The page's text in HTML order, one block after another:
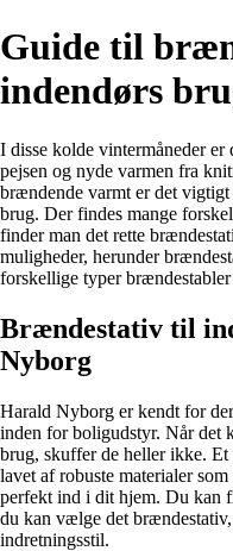
Guide til
indendørs
I disse kolde vintermåneder
pejsen og nyde varmen fra
brændende varmt er det
brug. Der findes mange
finder man det rette
muligheder, herunder
forskellige typer
Brændestativ til
Nyborg
Harald Nyborg er kendt for
inden for boligudstyr. Når det
brug, skuffer de heller ikke.
lavet af robuste materialer
perfekt ind i dit hjem. Du kan
du kan vælge det
indretningsstil.